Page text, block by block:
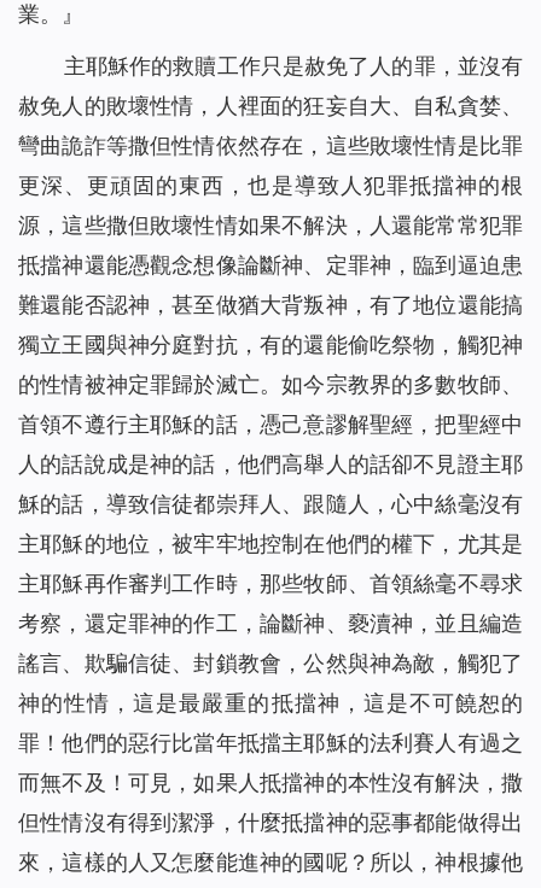
業。』
主耶穌作的救贖工作只是赦免了人的罪，並沒有
赦免人的敗壞性情，人裡面的狂妄自大、自私貪婪、
彎曲詭詐等撒但性情依然存在，這些敗壞性情是比罪
更深、更頑固的東西，也是導致人犯罪抵擋神的根
源，這些撒但敗壞性情如果不解決，人還能常常犯罪
抵擋神還能憑觀念想像論斷神、定罪神，臨到逼迫患
難還能否認神，甚至做猶大背叛神，有了地位還能搞
獨立王國與神分庭對抗，有的還能偷吃祭物，觸犯神
的性情被神定罪歸於滅亡。如今宗教界的多數牧師、
首領不遵行主耶穌的話，憑己意謬解聖經，把聖經中
人的話說成是神的話，他們高舉人的話卻不見證主耶
穌的話，導致信徒都崇拜人、跟隨人，心中絲毫沒有
主耶穌的地位，被牢牢地控制在他們的權下， 尤其是
主耶穌再作審判工作時，那些牧師、首領絲毫不尋求
考察，還定罪神的作工，論斷神、褻瀆神，並且編造
謠言、欺騙信徒、封鎖教會，公然與神為敵，觸犯了
神的性情，這是最嚴重的抵擋神，這是不可饒恕的
罪！他們的惡行比當年抵擋主耶穌的法利賽人有過之
而無不及！可見，如果人抵擋神的本性沒有解決，撒
但性情沒有得到潔淨，什麼抵擋神的惡事都能做得出
來，這樣的人又怎麼能進神的國呢？所以，神根據他